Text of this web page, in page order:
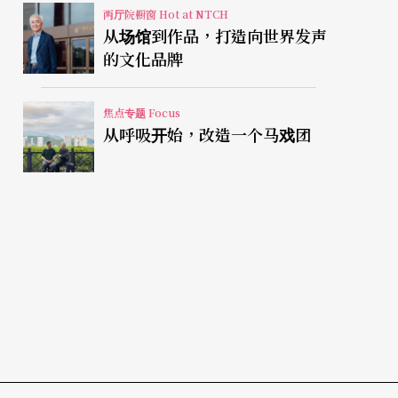
两厅院橱窗 Hot at NTCH
从场馆到作品，打造向世界发声
的文化品牌
焦点专题 Focus
从呼吸开始，改造一个马戏团